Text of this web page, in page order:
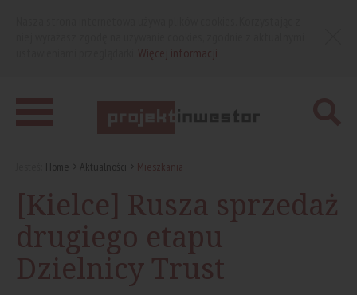
Home Aktualności Mieszkania
[Kielce] Rusza sprzedaż
drugiego etapu
Dzielnicy Trust